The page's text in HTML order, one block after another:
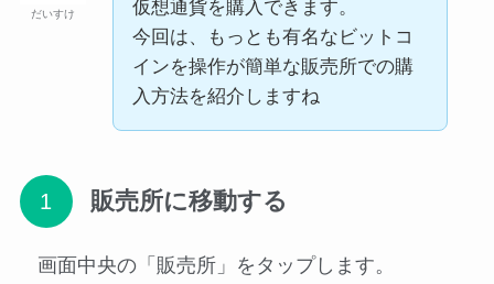
だいすけ
仮想通貨を購入できます。
今回は、もっとも有名なビットコ
インを操作が簡単な販売所での購
入方法を紹介しますね
販売所に移動する
画面中央の「販売所」をタップします。